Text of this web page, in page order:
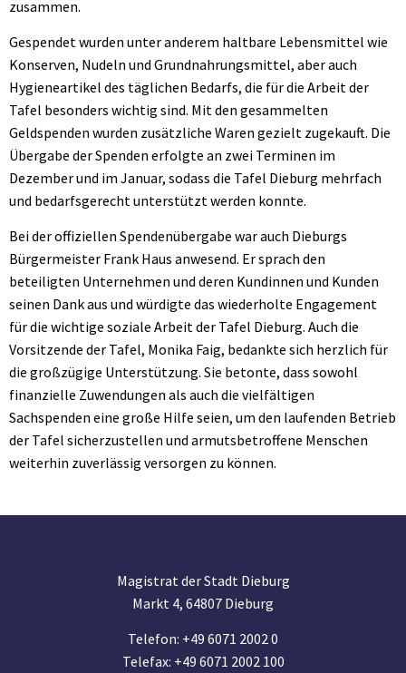
zusammen.
Gespendet wurden unter anderem haltbare Lebensmittel wie
Konserven, Nudeln und Grundnahrungsmittel, aber auch
Hygieneartikel des täglichen Bedarfs, die für die Arbeit der
Tafel besonders wichtig sind. Mit den gesammelten
Geldspenden wurden zusätzliche Waren gezielt zugekauft. Die
Übergabe der Spenden erfolgte an zwei Terminen im
Dezember und im Januar, sodass die Tafel Dieburg mehrfach
und bedarfsgerecht unterstützt werden konnte.
Bei der offiziellen Spendenübergabe war auch Dieburgs
Bürgermeister Frank Haus anwesend. Er sprach den
beteiligten Unternehmen und deren Kundinnen und Kunden
seinen Dank aus und würdigte das wiederholte Engagement
für die wichtige soziale Arbeit der Tafel Dieburg. Auch die
Vorsitzende der Tafel, Monika Faig, bedankte sich herzlich für
die großzügige Unterstützung. Sie betonte, dass sowohl
finanzielle Zuwendungen als auch die vielfältigen
Sachspenden eine große Hilfe seien, um den laufenden Betrieb
der Tafel sicherzustellen und armutsbetroffene Menschen
weiterhin zuverlässig versorgen zu können.
Magistrat der Stadt Dieburg
Markt 4, 64807 Dieburg
Telefon: +49 6071 2002 0
Telefax: +49 6071 2002 100